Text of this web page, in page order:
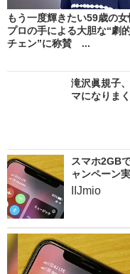
もう一度輝きたい59歳の
プロの手による大胆な“劇
チェン”に称賛 ...
滝沢眞規子
マになりま
スマホ2GB
ャンペーン
IIJmio